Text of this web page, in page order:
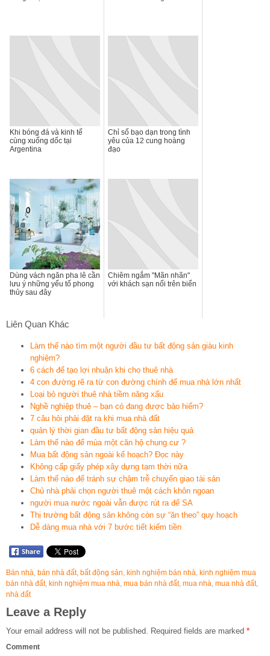
Khi bóng đá và kinh tế
cùng xuống dốc tại
Argentina
Chỉ số bạo dạn trong tình
yêu của 12 cung hoàng
đạo
Dùng vách ngăn pha lê cần
lưu ý những yếu tố phong
thủy sau đây
Chiêm ngắm "Mãn nhãn"
với khách sạn nổi trên biển
Liên Quan Khác
Làm thế nào tìm một người đầu tư bất động sản giàu kinh
nghiệm?
6 cách để tạo lợi nhuận khi cho thuê nhà
4 con đường rẽ ra từ con đường chính để mua nhà lớn nhất
Loại bỏ người thuê nhà tiềm năng xấu
Nghề nghiệp thuê – bạn có đang được bảo hiểm?
7 câu hỏi phải đặt ra khi mua nhà đất
quản lý thời gian đầu tư bất động sản hiệu quả
Làm thế nào để mùa một căn hộ chung cư ?
Mua bất động sản ngoài kế hoạch? Đọc này
Không cấp giấy phép xây dựng tạm thời nữa
Làm thế nào để tránh sự chậm trễ chuyển giao tài sản
Chủ nhà phải chọn người thuê một cách khôn ngoan
người mua nước ngoài vẫn được rút ra để SA
Thị trường bất động sản không còn sự “ăn theo” quy hoạch
Dễ dàng mua nhà với 7 bước tiết kiếm tiền
Bán nhà, bán nhà đất, bất động sản, kinh nghiệm bán nhà, kinh nghiệm mua
bán nhà đất, kinh nghiệm mua nhà, mua bán nhà đất, mua nhà, mua nhà đất,
nhà đất
Leave a Reply
Your email address will not be published. Required fields are marked *
Comment